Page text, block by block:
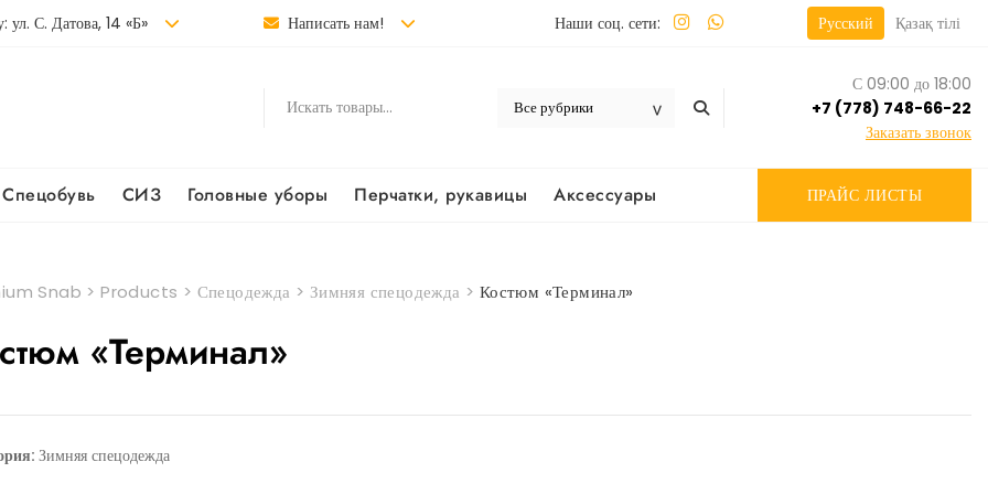
ул. С. Датова, 14 «Б» Написать нам! Наши соц. сети: Русский Қазақ тілі
С 09:00 до 18:00
+7 (778) 748-66-22
Заказать звонок
Спецобувь СИЗ Головные уборы Перчатки, рукавицы Аксессуары ПРАЙС ЛИСТЫ
Snab >Products > Спецодежда > Зимняя спецодежда > Костюм «Терминал»
«Терминал»
Зимняя спецодежда